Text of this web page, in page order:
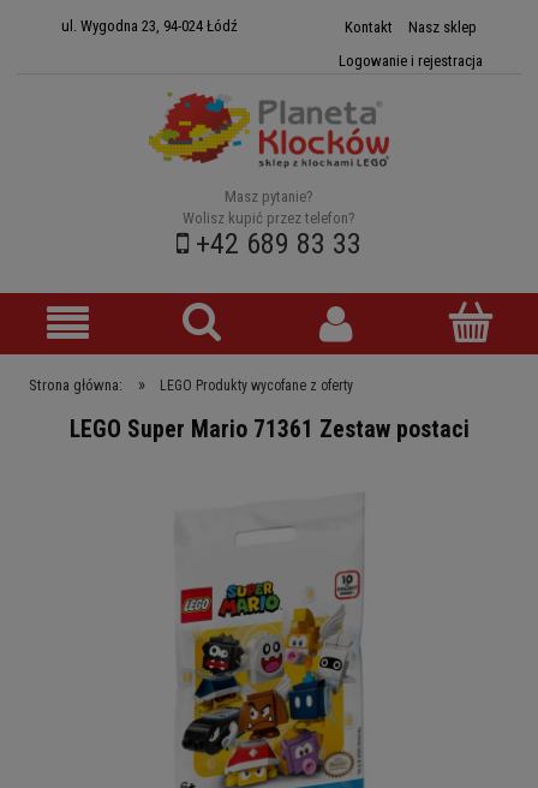
ul. Wygodna 23, 94-024 Łódź Kontakt
Nasz sklep
Logowanie i rejestracja
Masz pytanie?
Wolisz kupić przez telefon?
+42 689 83 33
Strona główna: » LEGO Produkty wycofane z oferty
LEGO Super Mario 71361 Zestaw postaci